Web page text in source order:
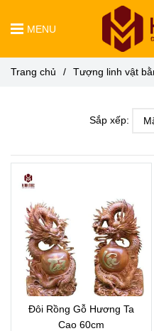
MENU
Trang chủ / Tượng linh vật
Sắp xếp:
Đôi Rồng Gỗ Hương Ta
Cao 60cm